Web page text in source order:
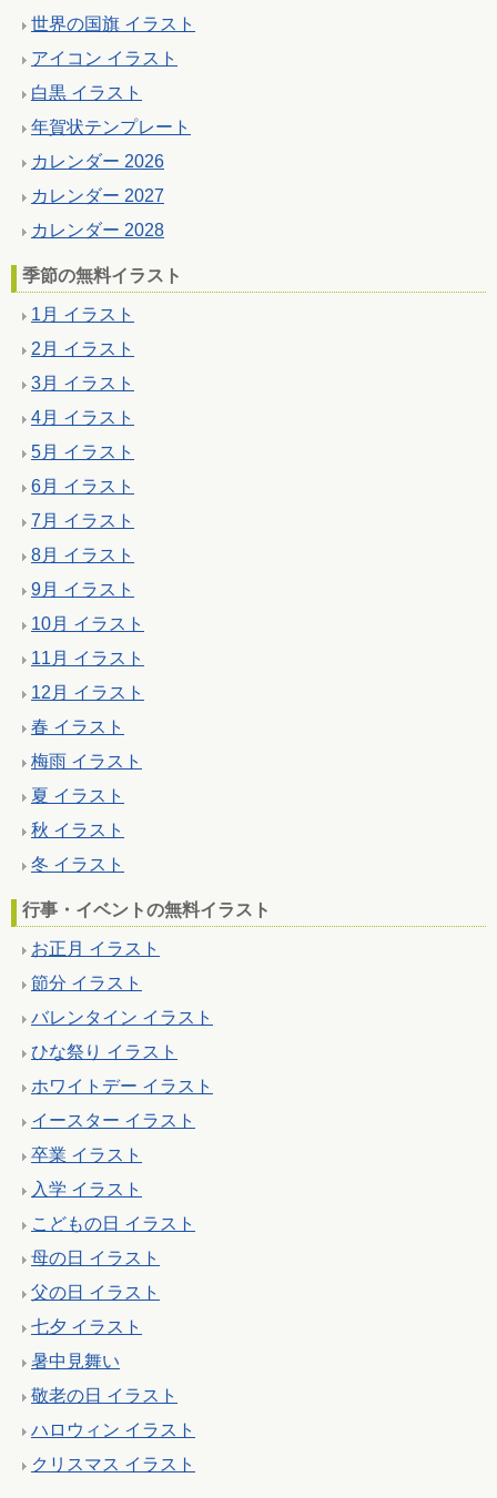
世界の国旗 イラスト
アイコン イラスト
白黒 イラスト
年賀状テンプレート
カレンダー 2026
カレンダー 2027
カレンダー 2028
季節の無料イラスト
1月 イラスト
2月 イラスト
3月 イラスト
4月 イラスト
5月 イラスト
6月 イラスト
7月 イラスト
8月 イラスト
9月 イラスト
10月 イラスト
11月 イラスト
12月 イラスト
春 イラスト
梅雨 イラスト
夏 イラスト
秋 イラスト
冬 イラスト
行事・イベントの無料イラスト
お正月 イラスト
節分 イラスト
バレンタイン イラスト
ひな祭り イラスト
ホワイトデー イラスト
イースター イラスト
卒業 イラスト
入学 イラスト
こどもの日 イラスト
母の日 イラスト
父の日 イラスト
七夕 イラスト
暑中見舞い
敬老の日 イラスト
ハロウィン イラスト
クリスマス イラスト